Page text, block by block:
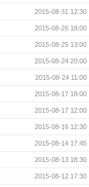
2015-08-31 12:30
2015-08-26 18:00
2015-08-25 13:00
2015-08-24 20:00
2015-08-24 11:00
2015-08-17 18:00
2015-08-17 12:00
2015-08-16 12:30
2015-08-14 17:45
2015-08-13 18:30
2015-08-12 17:30